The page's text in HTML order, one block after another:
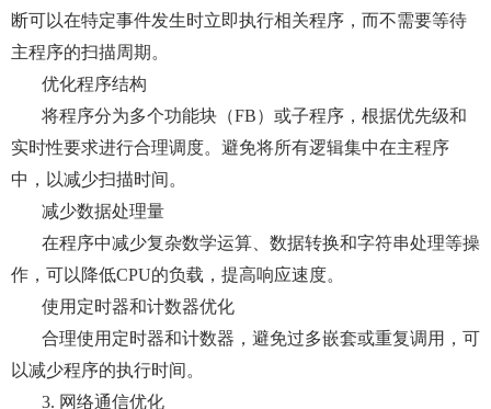
断可以在特定事件发生时立即执行相关程序，而不需要等待
主程序的扫描周期。
优化程序结构
将程序分为多个功能块（FB）或子程序，根据优先级和
实时性要求进行合理调度。避免将所有逻辑集中在主程序
中，以减少扫描时间。
减少数据处理量
在程序中减少复杂数学运算、数据转换和字符串处理等操
作，可以降低CPU的负载，提高响应速度。
使用定时器和计数器优化
合理使用定时器和计数器，避免过多嵌套或重复调用，可
以减少程序的执行时间。
3. 网络通信优化